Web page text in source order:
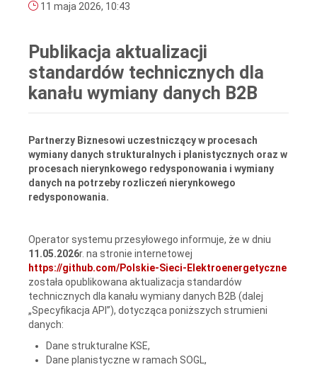
11 maja 2026, 10:43
Publikacja aktualizacji
standardów technicznych dla
kanału wymiany danych B2B
Partnerzy Biznesowi uczestniczący w procesach
wymiany danych strukturalnych i planistycznych oraz w
procesach nierynkowego redysponowania i wymiany
danych na potrzeby rozliczeń nierynkowego
redysponowania.
Operator systemu przesyłowego informuje, że w dniu
11.05.2026r. na stronie internetowej
https://github.com/Polskie-Sieci-Elektroenergetyczne
została opublikowana aktualizacja standardów
technicznych dla kanału wymiany danych B2B (dalej
„Specyfikacja API”), dotycząca poniższych strumieni
danych:
Dane strukturalne KSE,
Dane planistyczne w ramach SOGL,